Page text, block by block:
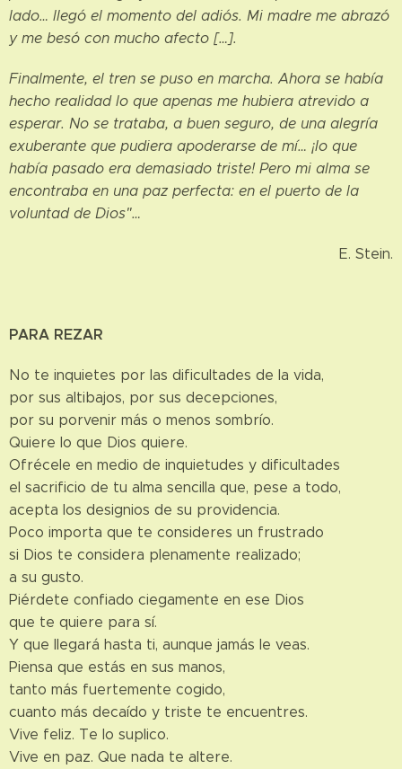
lado… llegó el momento del adiós. Mi madre me abrazó
y me besó con mucho afecto […].
Finalmente, el tren se puso en marcha. Ahora se había
hecho realidad lo que apenas me hubiera atrevido a
esperar. No se trataba, a buen seguro, de una alegría
exuberante que pudiera apoderarse de mí… ¡lo que
había pasado era demasiado triste! Pero mi alma se
encontraba en una paz perfecta: en el puerto de la
voluntad de Dios"…
E. Stein.
PARA REZAR
No te inquietes por las dificultades de la vida,
por sus altibajos, por sus decepciones,
por su porvenir más o menos sombrío.
Quiere lo que Dios quiere.
Ofrécele en medio de inquietudes y dificultades
el sacrificio de tu alma sencilla que, pese a todo,
acepta los designios de su providencia.
Poco importa que te consideres un frustrado
si Dios te considera plenamente realizado;
a su gusto.
Piérdete confiado ciegamente en ese Dios
que te quiere para sí.
Y que llegará hasta ti, aunque jamás le veas.
Piensa que estás en sus manos,
tanto más fuertemente cogido,
cuanto más decaído y triste te encuentres.
Vive feliz. Te lo suplico.
Vive en paz. Que nada te altere.